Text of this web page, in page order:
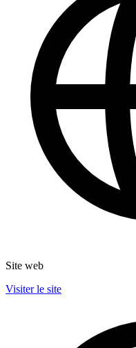
Site web
Visiter le site